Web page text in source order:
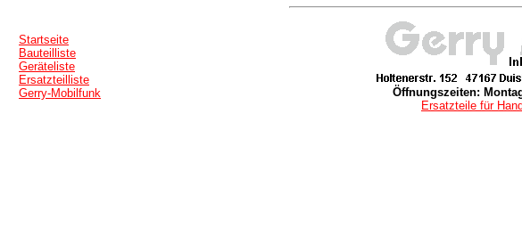
Startseite
Bauteilliste
Geräteliste
Ersatzteilliste
Gerry-Mobilfunk
Öffnungszeiten:
Ersatzteile für